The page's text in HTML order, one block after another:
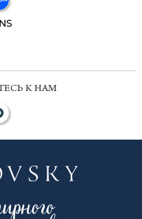
К НАМ